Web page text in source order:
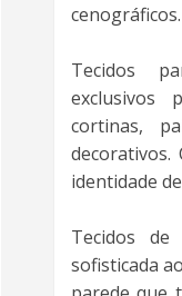
cenográficos.
Tecidos
exclusivos
cortinas,
decorativos.
identidade
Tecidos
sofisticada